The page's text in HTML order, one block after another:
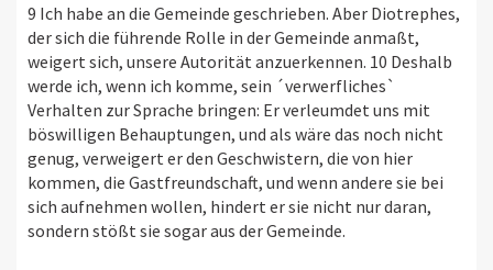
9 Ich habe an die Gemeinde geschrieben. Aber Diotrephes,
der sich die führende Rolle in der Gemeinde anmaßt,
weigert sich, unsere Autorität anzuerkennen. 10 Deshalb
werde ich, wenn ich komme, sein ´verwerfliches`
Verhalten zur Sprache bringen: Er verleumdet uns mit
böswilligen Behauptungen, und als wäre das noch nicht
genug, verweigert er den Geschwistern, die von hier
kommen, die Gastfreundschaft, und wenn andere sie bei
sich aufnehmen wollen, hindert er sie nicht nur daran,
sondern stößt sie sogar aus der Gemeinde.